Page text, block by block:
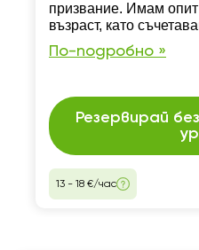
призвание. Имам опит
възраст, като
да развивам както
и комуникативни
По-подробно »
Резервирай
13 - 18 €/час